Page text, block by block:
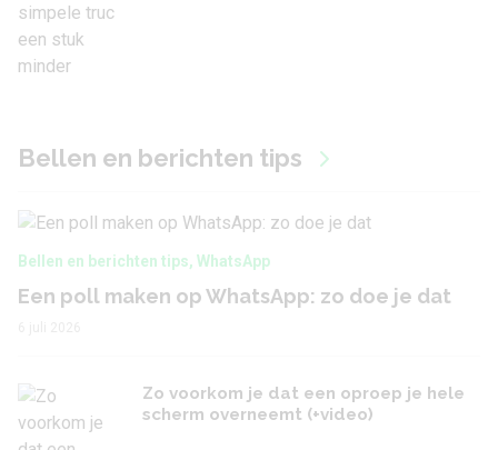
Bellen en berichten tips
Bellen en berichten tips, WhatsApp
Een poll maken op WhatsApp: zo doe je dat
Zo voorkom je dat een oproep je hele
scherm overneemt (+video)